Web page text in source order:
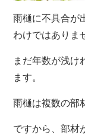
雨樋に不具合が
わけではありま
まだ年数が浅け
ます。
雨樋は複数の部
ですから、部材